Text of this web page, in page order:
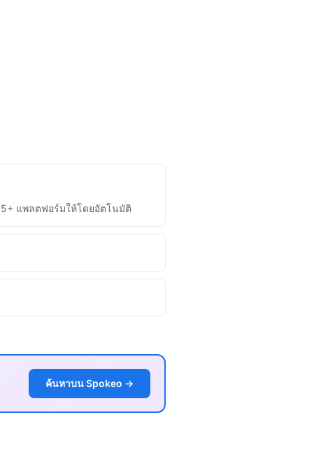
แพลตฟอร์มให้โดยอัตโนมัติ
ค้นหาบน Spokeo →